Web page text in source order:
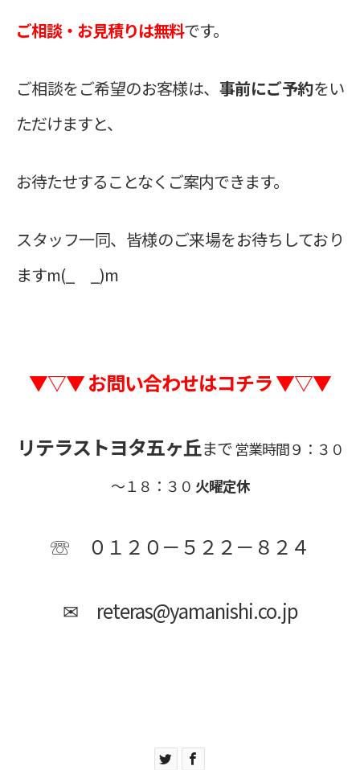
ご相談・お見積りは無料です。
ご相談をご希望のお客様は、 事前にご予約をい
ただけますと、
お待たせすることなくご案内できます。
スタッフ一同、皆様のご来場をお待ちしており
ますm(_ _)m
▼▽▼ お問い合わせはコチラ ▼▽▼
リテラストヨタ五ヶ丘まで営業時間９：３０
～１８：３０ 火曜定休
☏ ０１２０－５２２－８２４
✉ reteras@yamanishi.co.jp